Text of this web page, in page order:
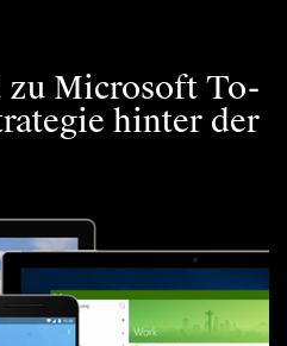
zu Microsoft To-
hinter der